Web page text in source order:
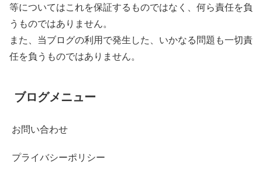
等についてはこれを保証するものではなく、何ら責任を負
うものではありません。
また、当ブログの利用で発生した、いかなる問題も一切責
任を負うものではありません。
ブログメニュー
お問い合わせ
プライバシーポリシー